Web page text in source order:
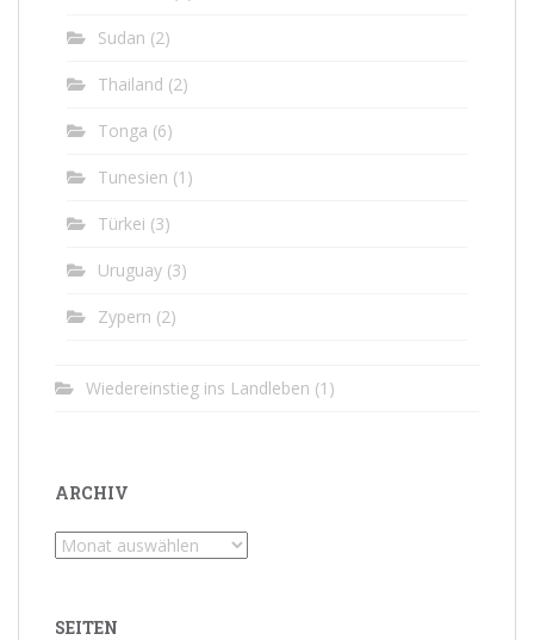
Sudan (2)
Thailand (2)
Tonga (6)
Tunesien (1)
Türkei (3)
Uruguay (3)
Zypern (2)
Wiedereinstieg ins Landleben (1)
ARCHIV
Archiv
SEITEN